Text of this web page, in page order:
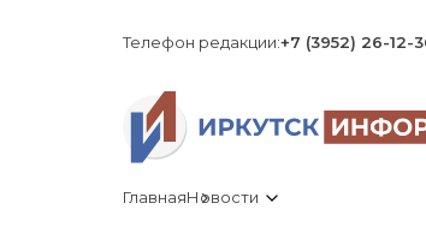
Телефон редакции:+7 (3952) 26-12-
ГлавнаяНовости